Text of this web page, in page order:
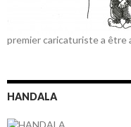
premier caricaturiste a être
HANDALA